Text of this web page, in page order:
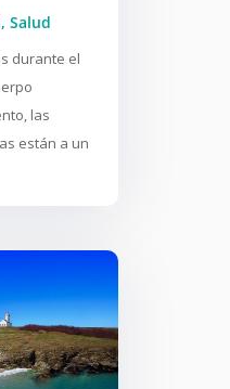
, Salud
durante el
las
están a un